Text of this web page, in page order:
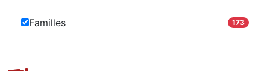
Familles 173